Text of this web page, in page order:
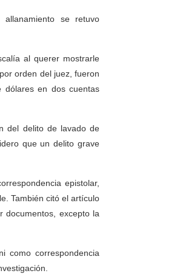
se retuvo
al querer mostrarle
orden del juez, fueron
en dos cuentas
del delito de lavado de
que un delito grave
epistolar,
También citó el artículo
documentos, excepto la
como correspondencia